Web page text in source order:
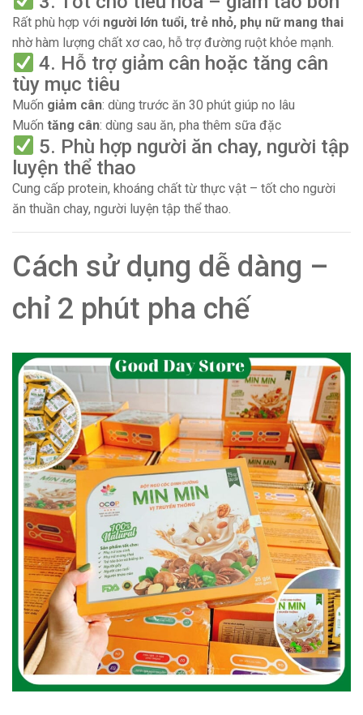
Rất phù hợp với người lớn tuổi, trẻ nhỏ, phụ nữ mang thai
nhờ hàm lượng chất xơ cao, hỗ trợ đường ruột khỏe mạnh.
4. Hỗ trợ giảm cân hoặc tăng cân
tùy mục tiêu
Muốn giảm cân: dùng trước ăn 30 phút giúp no lâu
Muốn tăng cân: dùng sau ăn, pha thêm sữa đặc
5. Phù hợp người ăn chay, người tập
luyện thể thao
Cung cấp protein, khoáng chất từ thực vật – tốt cho người
ăn thuần chay, người luyện tập thể thao.
Cách sử dụng dễ dàng –
chỉ 2 phút pha chế